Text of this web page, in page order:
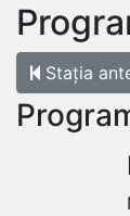
Stația